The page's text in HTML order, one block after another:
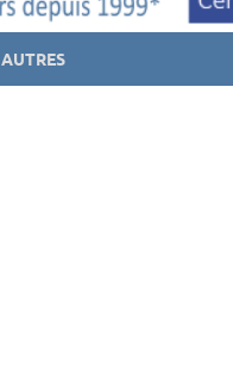
AUTRES